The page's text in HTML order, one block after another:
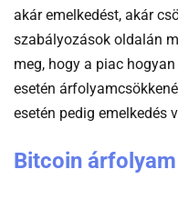
akár emelkedést, akár
szabályozások oldalán
meg, hogy a piac
esetén
esetén pedig emelkedés
Bitcoin